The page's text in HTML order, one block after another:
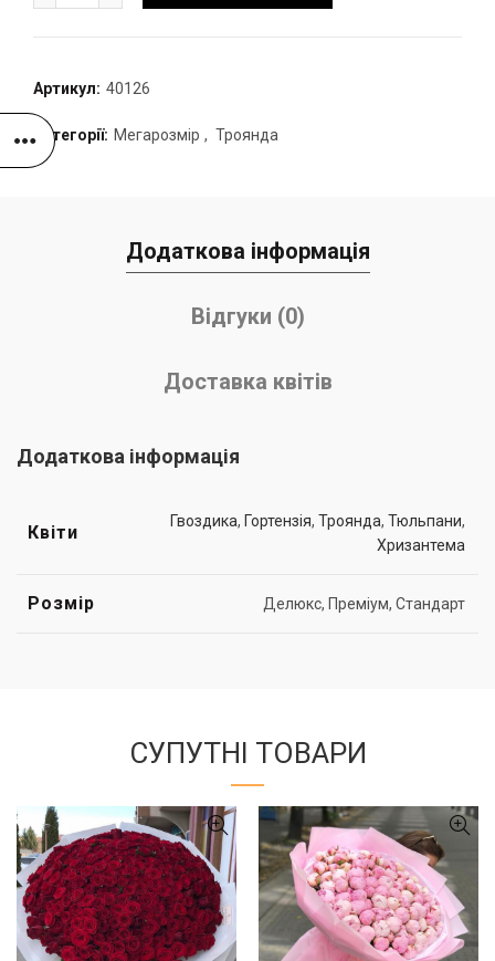
Артикул: 40126
Категорії: Мегарозмір , Троянда
Додаткова інформація
Відгуки (0)
Доставка квітів
Додаткова інформація
Квіти
Гвоздика, Гортензія, Троянда, Тюльпани,
Хризантема
Розмір Делюкс, Преміум, Стандарт
СУПУТНІ ТОВАРИ